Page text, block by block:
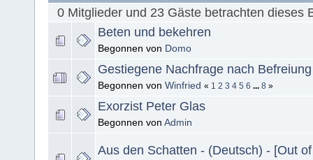
0 Mitglieder und 23 Gäste betrachten dieses
Beten und bekehren
Begonnen von Domo
Gestiegene Nachfrage nach
Begonnen von Winfried « 1 2 3 4 5 6 ... 8 »
Exorzist Peter Glas
Begonnen von Admin
Aus den Schatten - (Deutsch) - [Out